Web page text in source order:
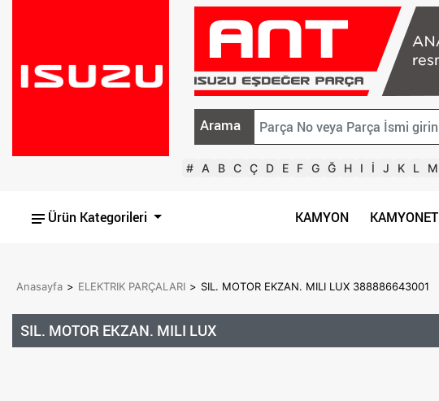
Arama
# A B C Ç D E F G Ğ H I İ J K L M
Ürün Kategorileri KAMYON KAMYONET
Anasayfa > ELEKTRIK PARÇALARI > SIL. MOTOR EKZAN. MILI LUX 388886643001
SIL. MOTOR EKZAN. MILI LUX